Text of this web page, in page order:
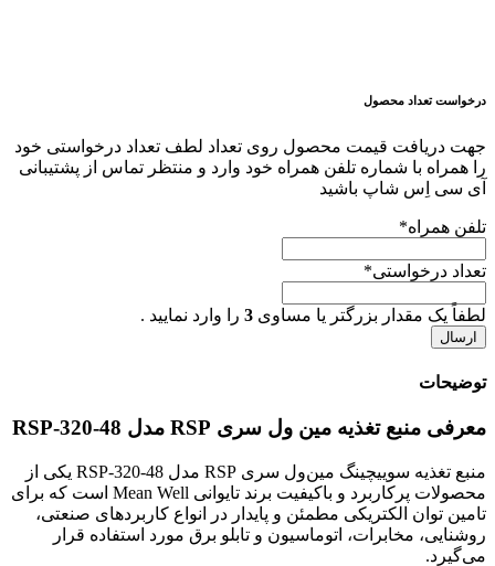
درخواست تعداد محصول
جهت دریافت قیمت محصول روی تعداد لطف تعداد درخواستی خود
را همراه با شماره تلفن همراه خود وارد و منتظر تماس از پشتیبانی
آی سی اِس شاپ باشید
تلفن همراه*
تعداد درخواستی*
لطفاً یک مقدار بزرگتر یا مساوی 3 را وارد نمایید .
توضیحات
معرفی منبع تغذیه مین ول سری RSP مدل RSP-320-48
منبع تغذیه سوییچینگ مین‌ول سری RSP مدل RSP-320-48 یکی از
محصولات پرکاربرد و باکیفیت برند تایوانی Mean Well است که برای
تامین توان الکتریکی مطمئن و پایدار در انواع کاربردهای صنعتی،
روشنایی، مخابرات، اتوماسیون و تابلو برق مورد استفاده قرار
می‌گیرد.